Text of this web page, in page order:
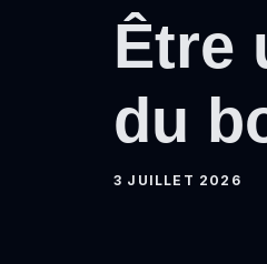
Être
du
3 JUILLET 2026